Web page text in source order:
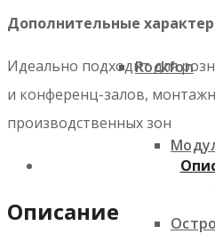
Rockfon
Дополнительные
Идеально подходит для
и конференц-залов,
производственных зон
Описание